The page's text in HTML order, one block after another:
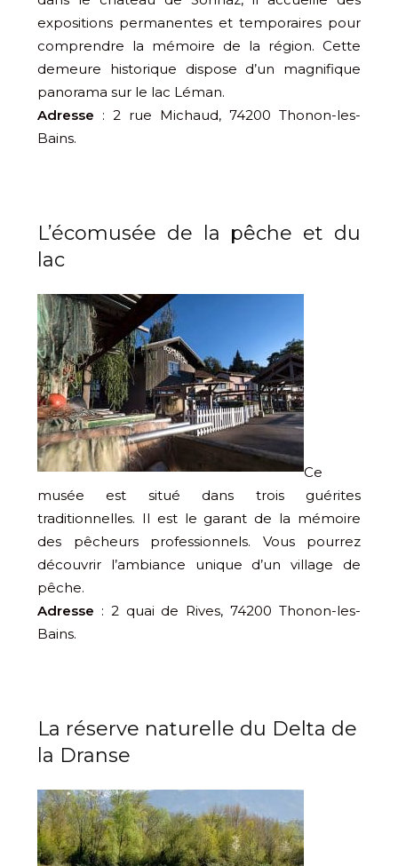
expositions permanentes et temporaires pour
comprendre la mémoire de la région. Cette
demeure historique dispose d’un magnifique
panorama sur le lac Léman.
Adresse : 2 rue Michaud, 74200 Thonon-les-
Bains.
L’écomusée de la pêche et du
lac
Ce
musée est situé dans trois guérites
traditionnelles. Il est le garant de la mémoire
des pêcheurs professionnels. Vous pourrez
découvrir l’ambiance unique d’un village de
pêche.
Adresse : 2 quai de Rives, 74200 Thonon-les-
Bains.
La réserve naturelle du Delta de
la Dranse